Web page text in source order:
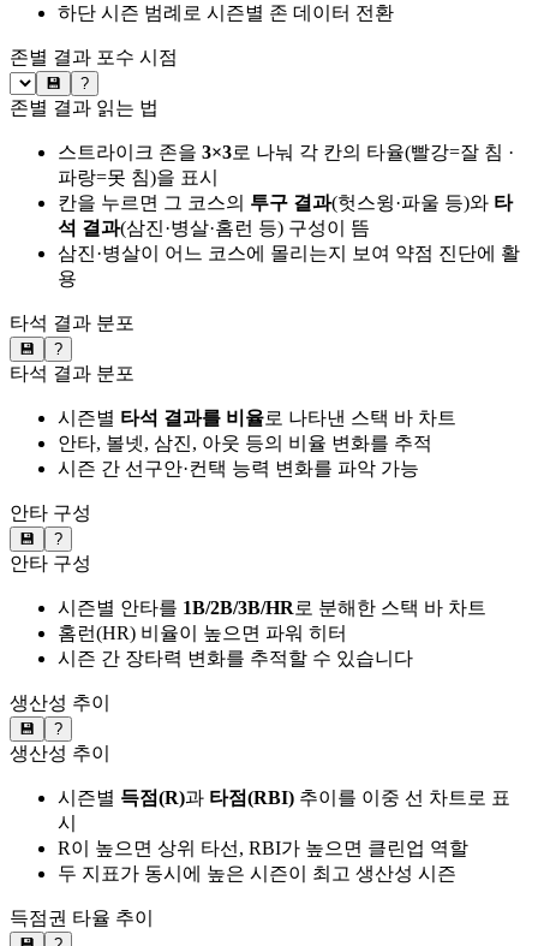
하단 시즌 범례로 시즌별 존 데이터 전환
존별 결과 포수 시점
💾 ?
존별 결과 읽는 법
스트라이크 존을 3×3로 나눠 각 칸의 타율(빨강=잘 침 ·
파랑=못 침)을 표시
칸을 누르면 그 코스의 투구 결과(헛스윙·파울 등)와 타
석 결과(삼진·병살·홈런 등) 구성이 뜸
삼진·병살이 어느 코스에 몰리는지 보여 약점 진단에 활
용
타석 결과 분포
💾 ?
타석 결과 분포
시즌별 타석 결과를 비율로 나타낸 스택 바 차트
안타, 볼넷, 삼진, 아웃 등의 비율 변화를 추적
시즌 간 선구안·컨택 능력 변화를 파악 가능
안타 구성
💾 ?
안타 구성
시즌별 안타를 1B/2B/3B/HR로 분해한 스택 바 차트
홈런(HR) 비율이 높으면 파워 히터
시즌 간 장타력 변화를 추적할 수 있습니다
생산성 추이
💾 ?
생산성 추이
시즌별 득점(R)과 타점(RBI) 추이를 이중 선 차트로 표
시
R이 높으면 상위 타선, RBI가 높으면 클린업 역할
두 지표가 동시에 높은 시즌이 최고 생산성 시즌
득점권 타율 추이